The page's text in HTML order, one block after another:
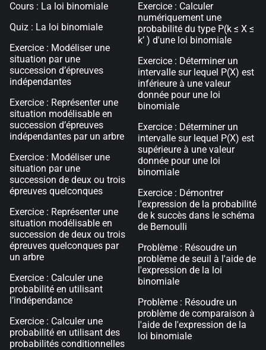
Cours : La loi binomiale
Quiz : La loi binomiale
Exercice : Modéliser une
situation par une
succession d’épreuves
indépendantes
Exercice : Représenter une
situation modélisable en
succession d’épreuves
indépendantes par un arbre
Exercice : Modéliser une
situation par une
succession de deux ou trois
épreuves quelconques
Exercice : Représenter une
situation modélisable en
succession de deux ou trois
épreuves quelconques par
un arbre
Exercice : Calculer une
probabilité en utilisant
l’indépendance
Exercice : Calculer une
probabilité en utilisant des
probabilités conditionnelles
Exercice : Calculer
numériquement une
probabilité du type P(k ≤ X ≤
k’ ) d'une loi binomiale
Exercice : Déterminer un
intervalle sur lequel P(X) est
inférieure à une valeur
donnée pour une loi
binomiale
Exercice : Déterminer un
intervalle sur lequel P(X) est
supérieure à une valeur
donnée pour une loi
binomiale
Exercice : Démontrer
l'expression de la probabilité
de k succès dans le schéma
de Bernoulli
Problème : Résoudre un
problème de seuil à l'aide de
l'expression de la loi
binomiale
Problème : Résoudre un
problème de comparaison à
l'aide de l'expression de la
loi binomiale